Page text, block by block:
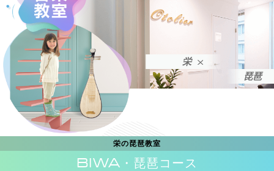
栄
琵琶
栄の琵琶教室
BIWA ・琵琶コース